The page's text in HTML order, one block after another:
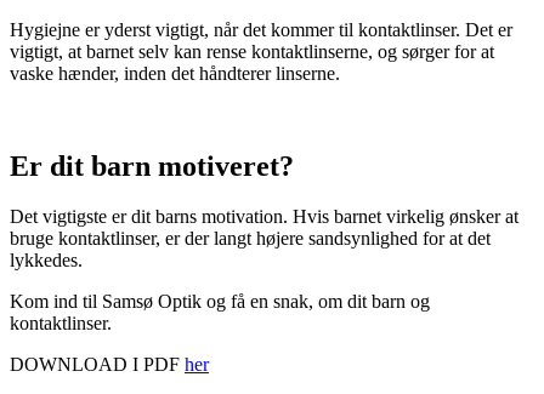
Hygiejne er yderst vigtigt, når det kommer til kontaktlinser. Det er
vigtigt, at barnet selv kan rense kontaktlinserne, og sørger for at
vaske hænder, inden det håndterer linserne.
Er dit barn motiveret?
Det vigtigste er dit barns motivation. Hvis barnet virkelig ønsker at
bruge kontaktlinser, er der langt højere sandsynlighed for at det
lykkedes.
Kom ind til Samsø Optik og få en snak, om dit barn og
kontaktlinser.
DOWNLOAD I PDF her